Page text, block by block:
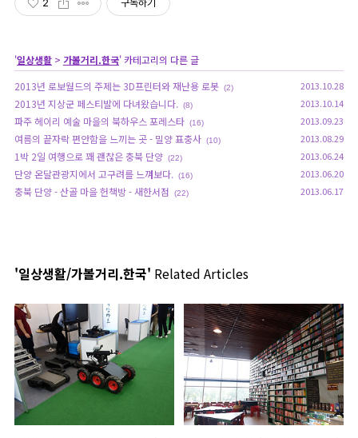
2 구독하기
'일상생활 > 가볼거리.한국' 카테고리의 다른 글
2013년 로보월드의 주제는 3D프린터와 재난용 로봇 (2) 2013.10.28
2013년 지상군 페스티발에 다녀왔습니다. (8) 2013.10.14
파주 헤이리 예술 마을의 북하우스 포레스타 (16) 2013.09.23
여름의 끝자락 편안함을 느끼는 곳 - 밀양 표충사 (10) 2013.08.29
1박 2일 여행으로 꽤 괜찮은 충북 단양 (22) 2013.06.24
단양 온달관광지에서 고구려를 느껴보다. (16) 2013.06.20
충북 단양 - 산골 마을 헌책방 - 새한서점 (22) 2013.06.17
'일상생활/가볼거리.한국' Related Articles